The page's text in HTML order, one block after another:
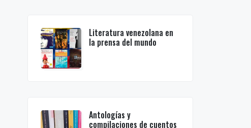
Literatura venezolana en
la prensa del mundo
Antologías y
compilaciones de cuentos